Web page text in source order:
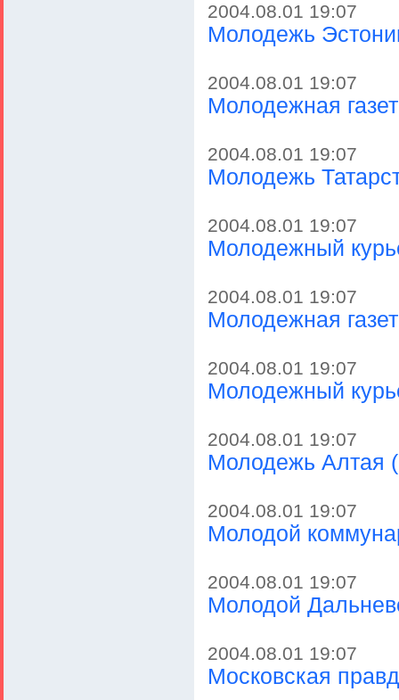
2004.08.01 19:07
Молодежь
2004.08.01 19:07
Молодежная
2004.08.01 19:07
Молодежь
2004.08.01 19:07
Молодежный
2004.08.01 19:07
Молодежная
2004.08.01 19:07
Молодежный
2004.08.01 19:07
Молодежь Алтая
2004.08.01 19:07
Молодой
2004.08.01 19:07
Молодой
2004.08.01 19:07
Московская